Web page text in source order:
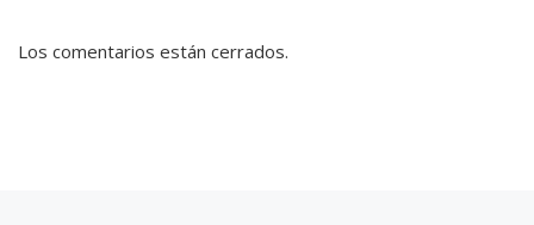
Los comentarios están cerrados.